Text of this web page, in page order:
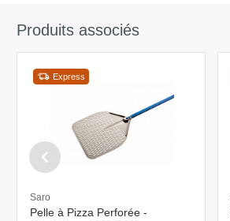
Produits associés
Express
Saro
Pelle à Pizza Perforée -